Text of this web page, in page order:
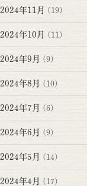
2024年11月 (19)
2024年10月 (11)
2024年9月 (9)
2024年8月 (10)
2024年7月 (6)
2024年6月 (9)
2024年5月 (14)
2024年4月 (17)